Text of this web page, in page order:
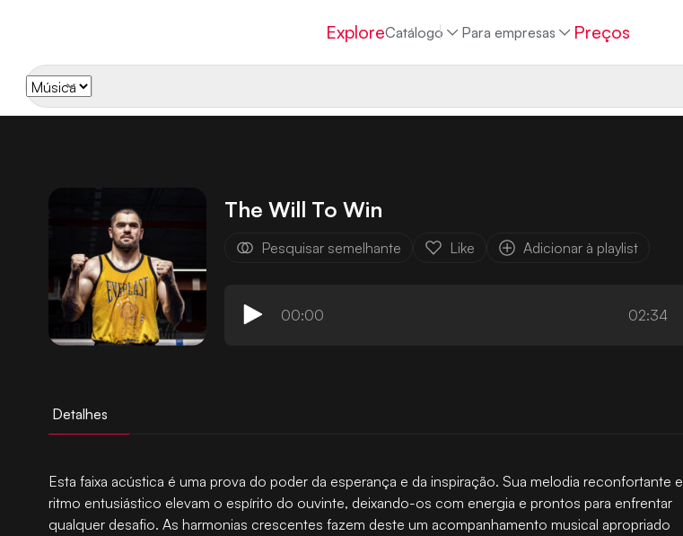
ExploreCatálogo Para empresas Preços
The Will To Win
Pesquisar semelhante Like Adicionar à playlist
00:00 02:34
Detalhes
Esta faixa acústica é uma prova do poder da esperança e da inspiração. Sua melodia reconfortante e
ritmo entusiástico elevam o espírito do ouvinte, deixando-os com energia e prontos para enfrentar
qualquer desafio. As harmonias crescentes fazem deste um acompanhamento musical apropriado